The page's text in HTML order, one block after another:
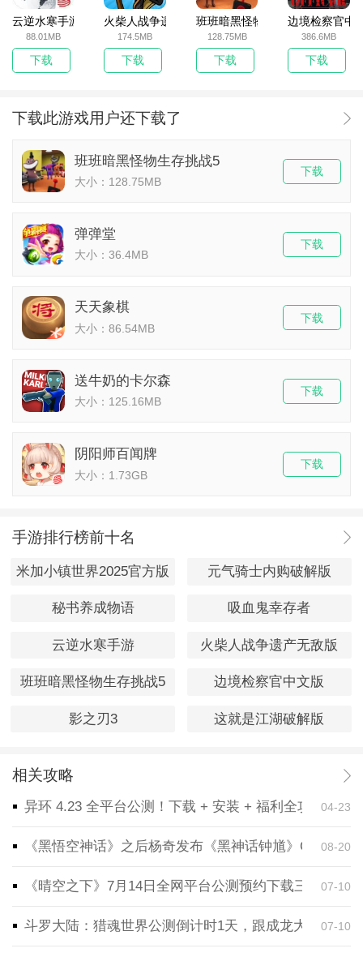
云逆水寒手游
88.01MB
下载
火柴人战争遗产无敌版
174.5MB
下载
班班暗黑怪物生存挑战5
128.75MB
下载
边境检察官中
386.6MB
下载
下载此游戏用户还下载了
班班暗黑怪物生存挑战5
大小：128.75MB
下载
弹弹堂
大小：36.4MB
下载
天天象棋
大小：86.54MB
下载
送牛奶的卡尔森
大小：125.16MB
下载
阴阳师百闻牌
大小：1.73GB
下载
手游排行榜前十名
米加小镇世界2025官方版 元气骑士内购破解版
秘书养成物语 吸血鬼幸存者
云逆水寒手游 火柴人战争遗产无敌版
班班暗黑怪物生存挑战5 边境检察官中文版
影之刃3 这就是江湖破解版
相关攻略
异环 4.23 全平台公测！下载 + 安装 + 福利全攻略，一
04-23
《黑悟空神话》之后杨奇发布《黑神话钟馗》CG！预
08-20
《晴空之下》7月14日全网平台公测预约下载三端同步
07-10
斗罗大陆：猎魂世界公测倒计时1天，跟成龙大哥一起
07-10